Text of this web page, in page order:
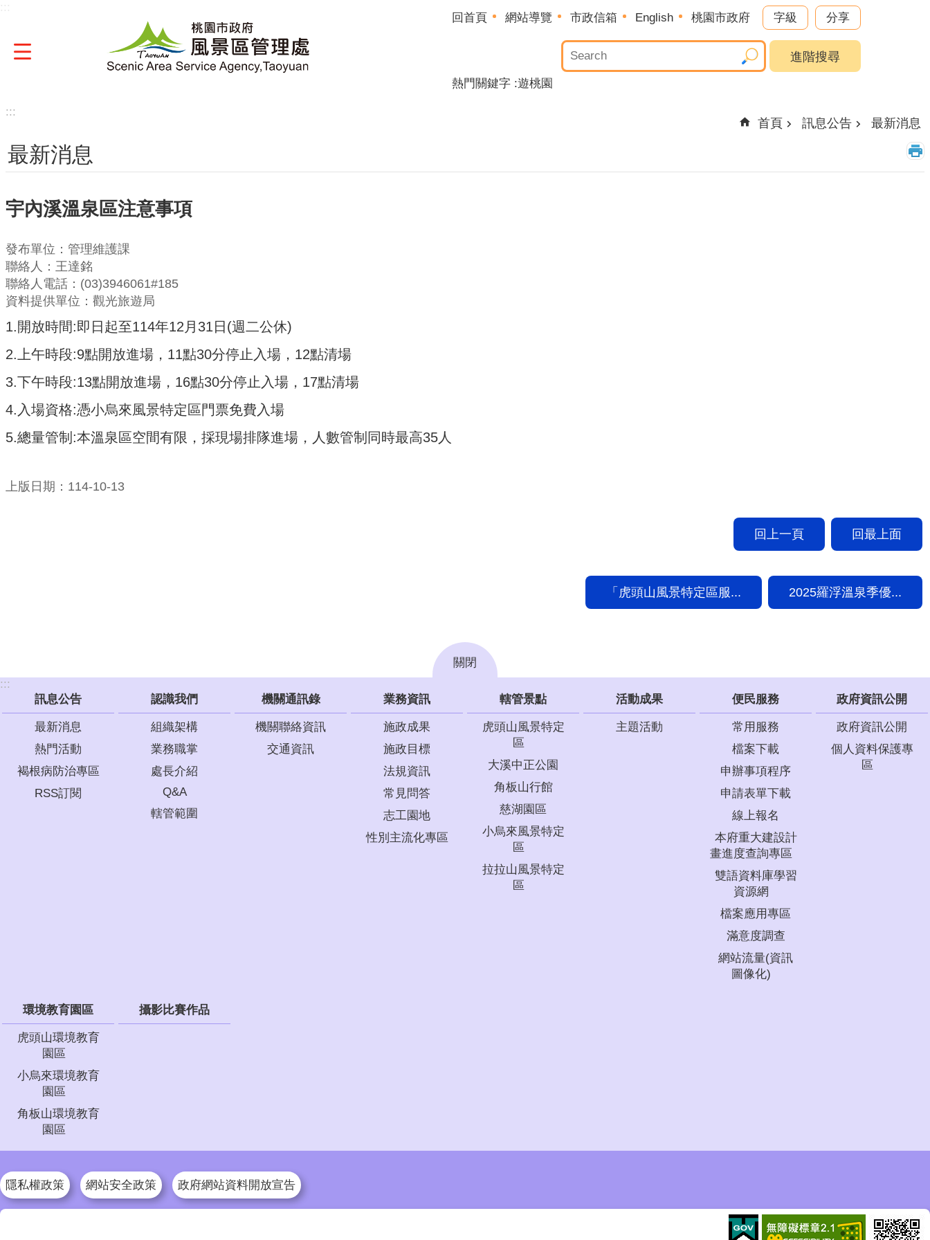
回首頁 網站導覽 市政信箱 English 桃園市政府 字級 分享
進階搜尋
熱門關鍵字 遊桃園
:::
首頁 訊息公告 最新消息
最新消息
宇內溪溫泉區注意事項
發布單位：管理維護課
聯絡人：王達銘
聯絡人電話：(03)3946061#185
資料提供單位：觀光旅遊局
1.開放時間:即日起至114年12月31日(週二公休)
2.上午時段:9點開放進場，11點30分停止入場，12點清場
3.下午時段:13點開放進場，16點30分停止入場，17點清場
4.入場資格:憑小烏來風景特定區門票免費入場
5.總量管制:本溫泉區空間有限，採現場排隊進場，人數管制同時最高35人
上版日期：114-10-13
回上一頁 回最上面
「虎頭山風景特定區服... 2025羅浮溫泉季優...
關閉
:::
訊息公告
最新消息
熱門活動
褐根病防治專區
RSS訂閱
認識我們
組織架構
業務職掌
處長介紹
Q&A
轄管範圍
機關通訊錄
機關聯絡資訊
交通資訊
業務資訊
施政成果
施政目標
法規資訊
常見問答
志工園地
性別主流化專區
轄管景點
虎頭山風景特定
區
大溪中正公園
角板山行館
慈湖園區
小烏來風景特定
區
拉拉山風景特定
區
活動成果
主題活動
便民服務
常用服務
檔案下載
申辦事項程序
申請表單下載
線上報名
本府重大建設計
畫進度查詢專區
雙語資料庫學習
資源網
檔案應用專區
滿意度調查
網站流量(資訊
圖像化)
政府資訊公開
政府資訊公開
個人資料保護專
區
環境教育園區
虎頭山環境教育
園區
小烏來環境教育
園區
角板山環境教育
園區
攝影比賽作品
隱私權政策 網站安全政策 政府網站資料開放宣告